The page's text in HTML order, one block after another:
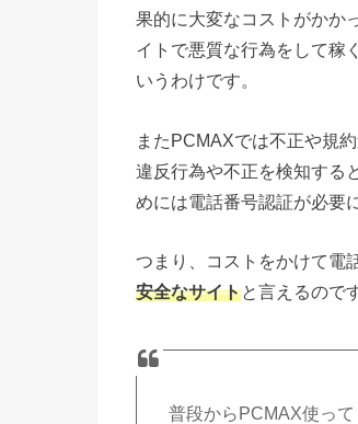
果的に大変なコストがかか
イトで悪質な行為をして稼
いうわけです。
またPCMAXでは不正や規
違反行為や不正を検知する
めには電話番号認証が必要
つまり、コストをかけて電
安全なサイトと言えるので
普段からPCMAX使っ